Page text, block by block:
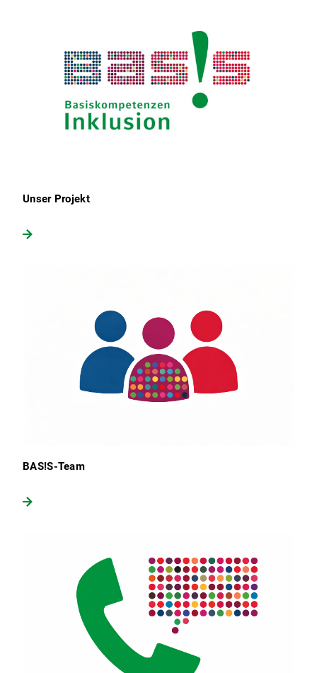
Unser Projekt
BAS!S-Team